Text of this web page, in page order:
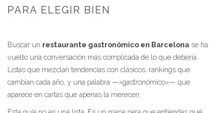
PARA ELEGIR BIEN
Buscar un restaurante gastronómico en Barcelona se ha
vuelto una conversación más complicada de lo que debería.
Listas que mezclan tendencias con clásicos, rankings que
cambian cada año, y una palabra —»gastronómico»— que
aparece en cartas que apenas la merecen.